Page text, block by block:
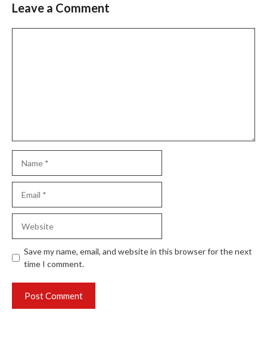
Leave a Comment
Save my name, email, and website in this browser for the next
time I comment.